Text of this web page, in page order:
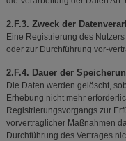
2.F.3. Zweck der
Eine Registrierung des
oder zur Durchführung vor-
2.F.4. Dauer der
Die Daten werden gelöscht,
Erhebung nicht mehr
Registrierungsvorgangs zur
vorvertraglicher Maßnahmen
Durchführung des Vertrages